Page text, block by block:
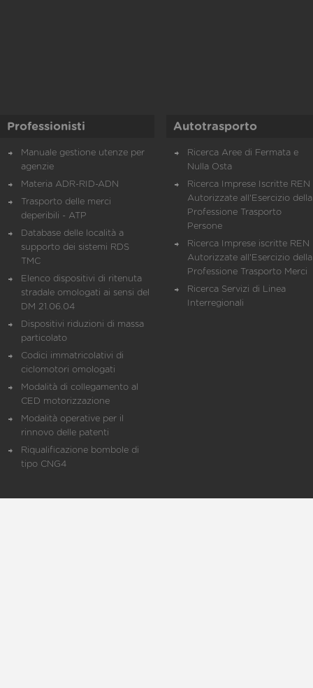
Professionisti
Manuale gestione utenze per
agenzie
Materia ADR-RID-ADN
Trasporto delle merci
deperibili - ATP
Database delle località a
supporto dei sistemi RDS
TMC
Elenco dispositivi di ritenuta
stradale omologati ai sensi del
DM 21.06.04
Dispositivi riduzioni di massa
particolato
Codici immatricolativi di
ciclomotori omologati
Modalità di collegamento al
CED motorizzazione
Modalità operative per il
rinnovo delle patenti
Riqualificazione bombole di
tipo CNG4
Autotrasporto
Ricerca Aree di Fermata e
Nulla Osta
Ricerca Imprese Iscritte REN
Autorizzate all'Esercizio della
Professione Trasporto
Persone
Ricerca Imprese iscritte REN
Autorizzate all'Esercizio della
Professione Trasporto Merci
Ricerca Servizi di Linea
Interregionali